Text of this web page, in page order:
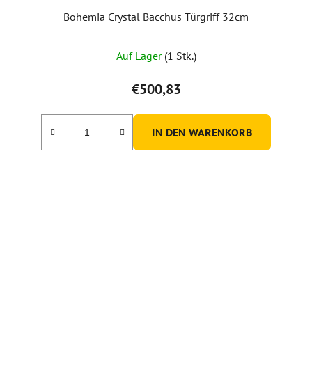
Bohemia Crystal Bacchus Türgriff 32cm
Auf Lager (1 Stk.)
€500,83
IN DEN WARENKORB